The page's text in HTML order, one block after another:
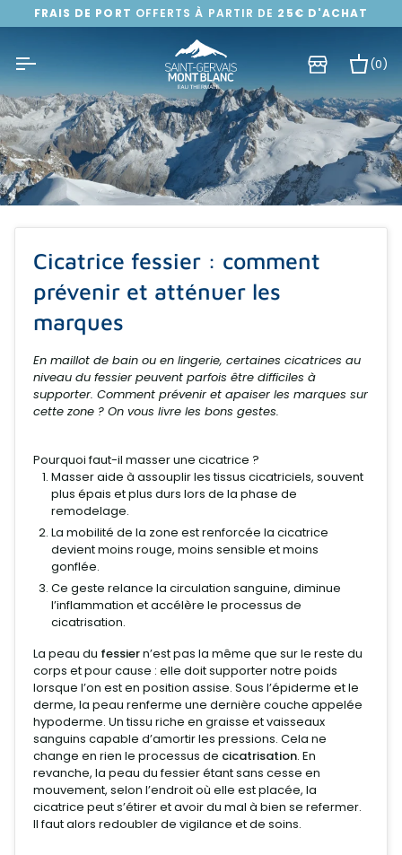
Passer
au
FRAIS DE PORT OFFERTS À PARTIR DE 25€ D'ACHAT
(0)
Cicatrice fessier : comment
prévenir et atténuer les
marques
En maillot de bain ou en lingerie, certaines cicatrices au
niveau du fessier peuvent parfois être difficiles à
supporter. Comment prévenir et apaiser les marques sur
cette zone ? On vous livre les bons gestes.
Pourquoi faut-il masser une cicatrice ?
Masser aide à assouplir les tissus cicatriciels, souvent
plus épais et plus durs lors de la phase de
remodelage.
La mobilité de la zone est renforcée la cicatrice
devient moins rouge, moins sensible et moins
gonflée.
Ce geste relance la circulation sanguine, diminue
l’inflammation et accélère le processus de
cicatrisation.
La peau du fessiern’est pas la même que sur le reste du
corps et pour cause : elle doit supporter notre poids
lorsque l’on est en position assise. Sous l’épiderme et le
derme, la peau renferme une dernière couche appelée
hypoderme. Un tissu riche en graisse et vaisseaux
sanguins capable d’amortir les pressions. Cela ne
change en rien le processus de cicatrisation. En
revanche, la peau du fessier étant sans cesse en
mouvement, selon l’endroit où elle est placée, la
cicatrice peut s’étirer et avoir du mal à bien se refermer.
Il faut alors redoubler de vigilance et de soins.